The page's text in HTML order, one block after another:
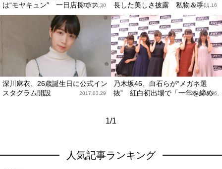
は“モヤキュン” 一日店長でフ...
2018.01.30
長した美しさ披露 私物＆手...
2018.01.16
深川麻衣、26歳誕生日に公式イン
スタグラム開設
2017.03.29
乃木坂46、白石らが“メガネ選
抜” 紅白初出場で「一年を締め...
2015.10.06
1/1
人気記事ランキング